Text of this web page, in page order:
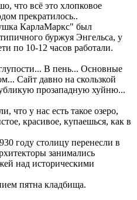
что всё это хлопковое
прекратилось..
КарлаМаркс" был
буржуя Энгельса, у
по 10-12 часов работали.
В пень... Основные
Сайт давно на скользкой
прозападную хуйню...
что у нас есть такое озеро,
красивое, купаешься, как в
году столицу перенесли в
занимались
над историческими
пятна кладбища.